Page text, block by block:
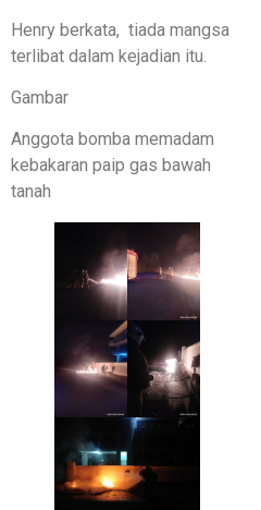
Henry berkata, tiada mangsa
terlibat dalam kejadian itu.
Gambar
Anggota bomba memadam
kebakaran paip gas bawah
tanah